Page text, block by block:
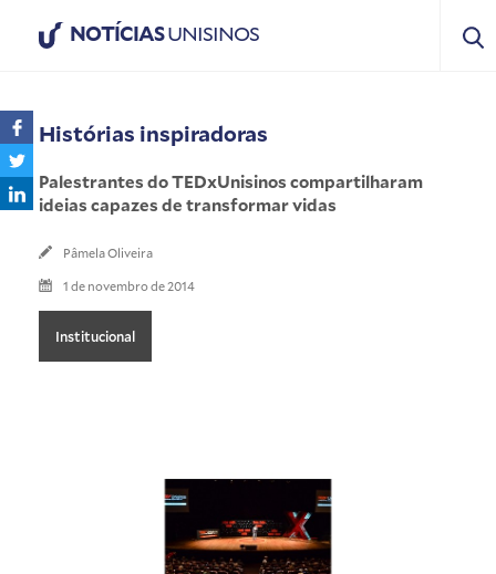
NOTÍCIASUNISINOS
Histórias inspiradoras
Palestrantes do TEDxUnisinos compartilharam
ideias capazes de transformar vidas
Pâmela Oliveira
1 de novembro de 2014
Institucional